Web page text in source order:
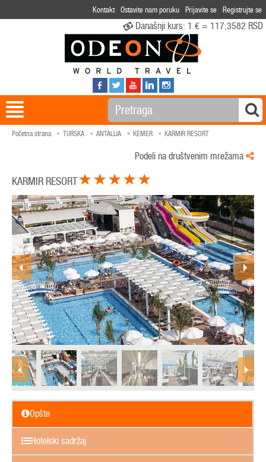
Kontakt Ostavite nam poruku Prijavite se Registrujte se
Današnji kurs: 1 € = 117,3582 RSD
Početna strana TURSKA ANTALIJA KEMER KARMIR RESORT
Podeli na društvenim mrežama
KARMIR RESORT
Opšte
Hotelski sadržaj